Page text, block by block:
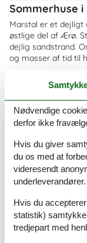
Sommerhuse i
Marstal er et dejligt
østlige del af Ærø.
dejlig sandstrand.
og masser af tid til
Nødvendige
derfor ikke
Hvis du giver
du os med at
videresendt
underleverandører.
Hvis du
statistik)
tredjepart med